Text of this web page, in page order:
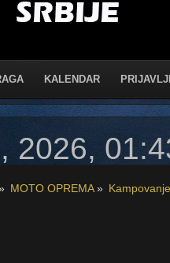
KALENDAR
2026,
MOTO OPREMA»